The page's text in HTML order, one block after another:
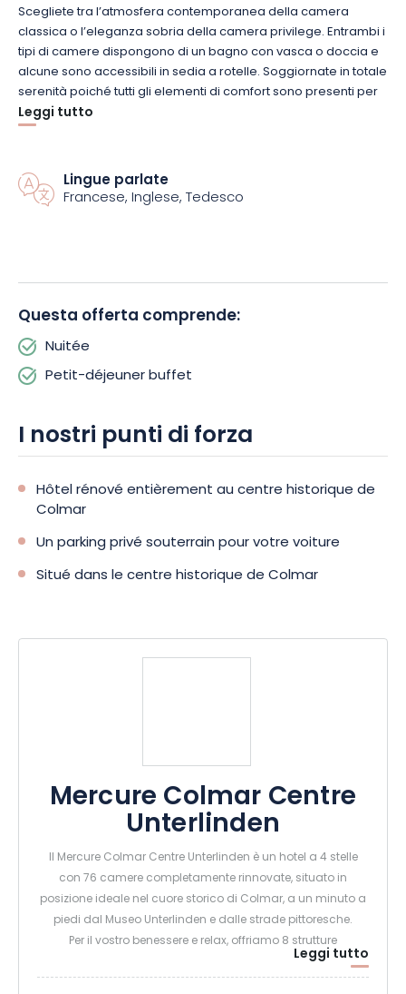
Scegliete tra l’atmosfera contemporanea della camera
classica o l’eleganza sobria della camera privilege. Entrambi i
tipi di camere dispongono di un bagno con vasca o doccia e
alcune sono accessibili in sedia a rotelle. Soggiornate in totale
serenità poiché tutti gli elementi di comfort sono presenti per
rendere il vostro soggiorno unico e indimenticabile.
scoperta di Colmar e delle sue migliori ricchezze: il quartiere
della Piccola Venezia, il museo Unterlinden o il mercato.
Potrete anche scoprire i diversi vitigni delle vigne alsaziane al
gastronomia alsaziana durante la vostra cena in camera
(servizio in camera).
Leggi tutto
Lingue parlate
Francese, Inglese, Tedesco
Questa offerta comprende:
Nuitée
Petit-déjeuner buffet
I nostri punti di forza
Hôtel rénové entièrement au centre historique de
Colmar
Un parking privé souterrain pour votre voiture
Situé dans le centre historique de Colmar
Mercure Colmar Centre
Unterlinden
Il Mercure Colmar Centre Unterlinden è un hotel a 4 stelle
con 76 camere completamente rinnovate, situato in
posizione ideale nel cuore storico di Colmar, a un minuto a
piedi dal Museo Unterlinden e dalle strade pittoresche.
Per il vostro benessere e relax, offriamo 8 strutture
Technogym per il fitness e il benessere, sauna e sala relax.
Per i seminari, la nostra sala di 80 m2 con luce naturale è
Leggi tutto